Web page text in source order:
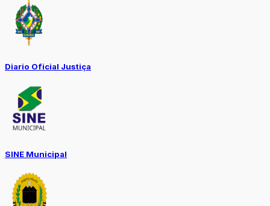
Diario Oficial Justiça
SINE Municipal